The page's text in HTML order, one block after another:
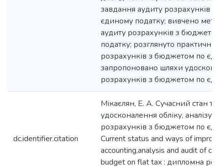
завдання аудиту розрахунків
єдиному податку; вивчено
аудиту розрахунків з
податку; розглянуто практичні
розрахунків з бюджетом по
запропоновано шляхи
розрахунків з бюджетом по
dc.identifier.citation
Мікаєлян, Е. А. Сучасний стан та
удосконалення обліку, аналізу
розрахунків з бюджетом по
Current status and ways of
accounting,analysis and audit of
budget on flat tax : дипломна